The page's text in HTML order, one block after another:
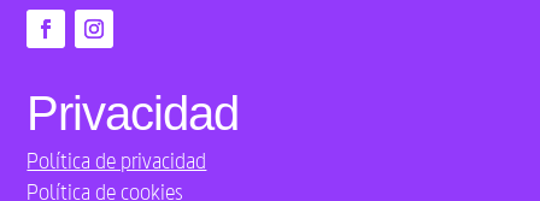
Privacidad
Política de privacidad
Política de cookies